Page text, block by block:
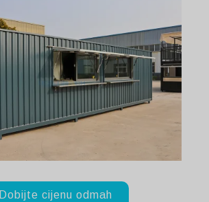
Dobijte cijenu odmah